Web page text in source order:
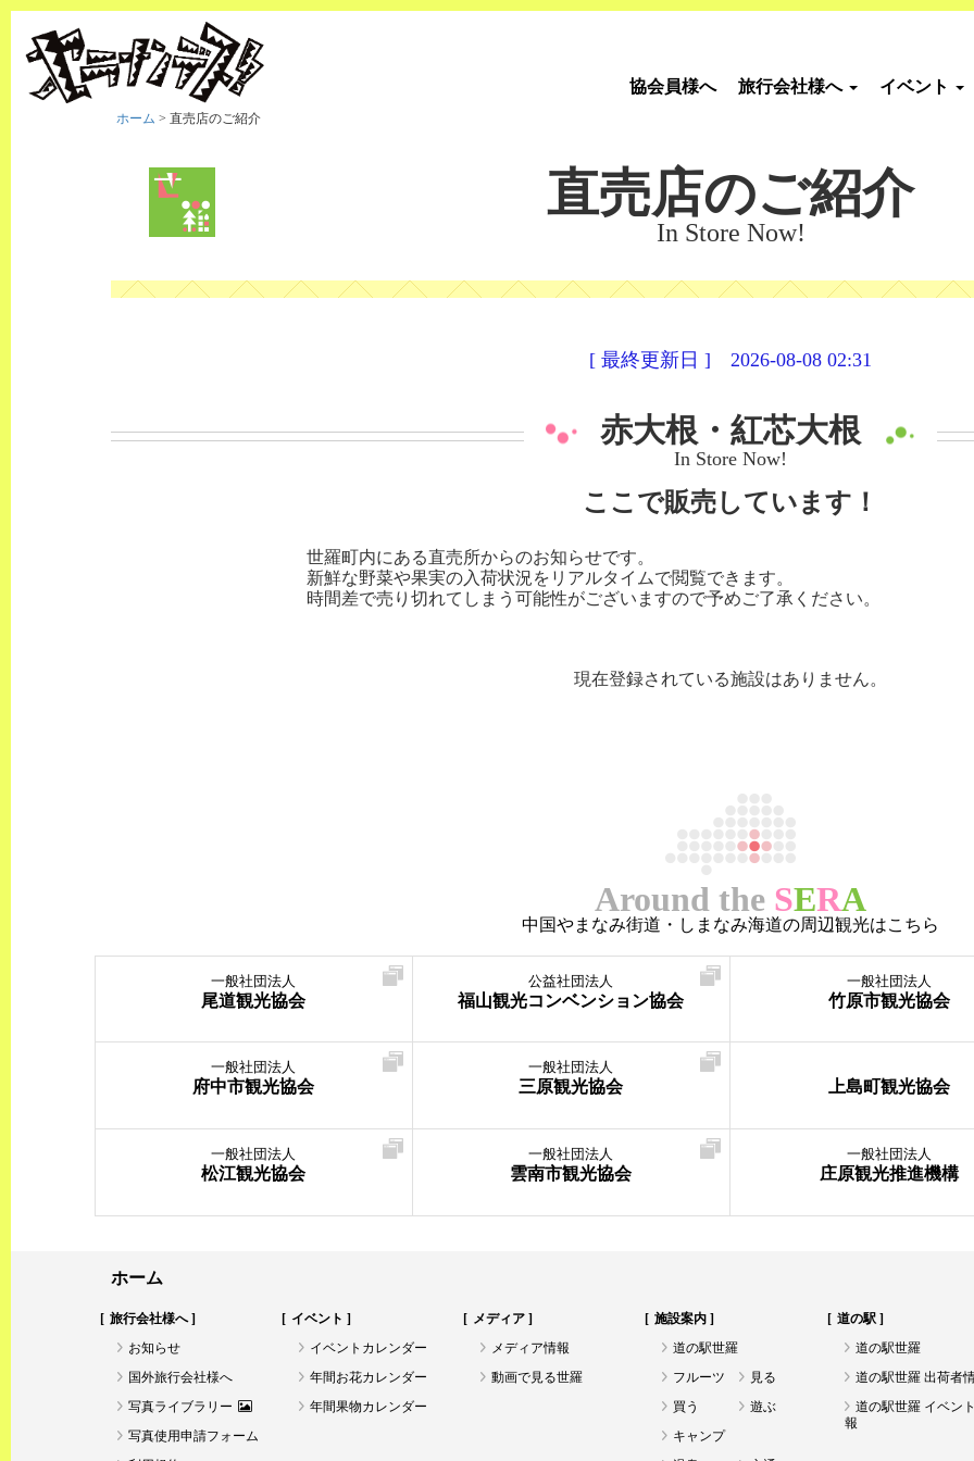
協会員様へ 旅行会社様へ イベント
ホーム > 直売店のご紹介
直売店のご紹介
In Store Now!
[ 最終更新日 ] 2026-08-08 02:31
赤大根・紅芯大根
In Store Now!
ここで販売しています！
世羅町内にある直売所からのお知らせです。
新鮮な野菜や果実の入荷状況をリアルタイムで閲覧できます。
時間差で売り切れてしまう可能性がございますので予めご了承ください。
現在登録されている施設はありません。
Around the SERA
中国やまなみ街道・しまなみ海道の周辺観光はこちら
一般社団法人
尾道観光協会
公益社団法人
福山観光コンベンション協会
一般社団法人
竹原市観光協会
一般社団法人
府中市観光協会
一般社団法人
三原観光協会 上島町観光協会
一般社団法人
松江観光協会
一般社団法人
雲南市観光協会
一般社団法人
庄原観光推進機構
ホーム
旅行会社様へ
お知らせ
国外旅行会社様へ
写真ライブラリー
写真使用申請フォーム
イベント
イベントカレンダー
年間お花カレンダー
年間果物カレンダー
メディア
メディア情報
動画で見る世羅
施設案内
道の駅世羅
フルーツ
見る
買う
遊ぶ
キャンプ
道の駅
道の駅世羅
道の駅世羅 出荷者
道の駅世羅 イベン
報